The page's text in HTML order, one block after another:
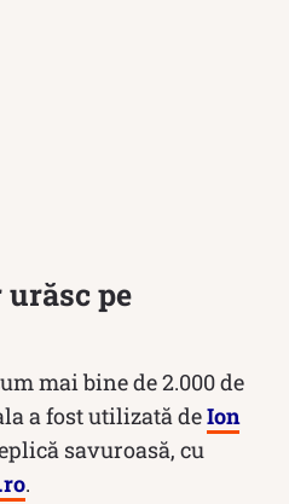
urăsc pe
mai bine de 2.000 de
a fost utilizată deIon
savuroasă, cu
.